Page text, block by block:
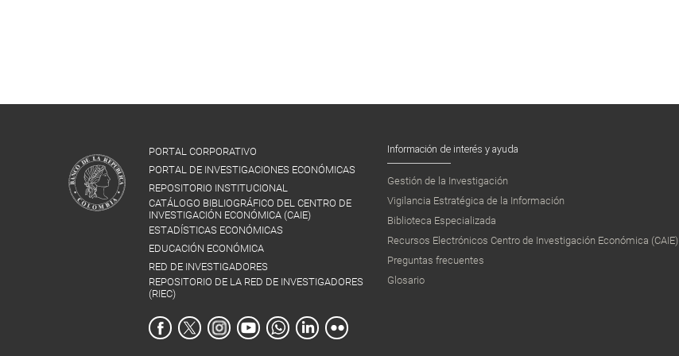
PORTAL CORPORATIVO
PORTAL DE INVESTIGACIONES ECONÓMICAS
REPOSITORIO INSTITUCIONAL
CATÁLOGO BIBLIOGRÁFICO DEL CENTRO DE
INVESTIGACIÓN ECONÓMICA (CAIE)
ESTADÍSTICAS ECONÓMICAS
EDUCACIÓN ECONÓMICA
RED DE INVESTIGADORES
REPOSITORIO DE LA RED DE INVESTIGADORES
(RIEC)
Información de interés y ayuda
Gestión de la Investigación
Vigilancia Estratégica de la Información
Biblioteca Especializada
Recursos Electrónicos Centro de Investigación Económica (CAIE)
Preguntas frecuentes
Glosario